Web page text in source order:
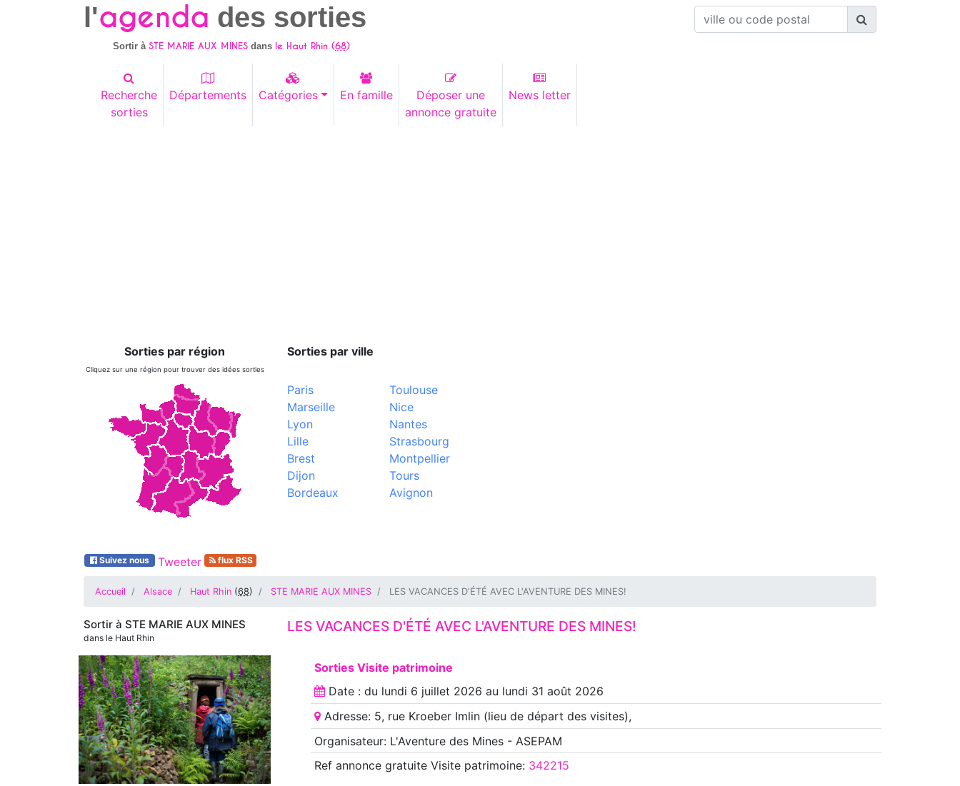
l'agenda des sorties
Sortir àSTE MARIE AUX MINES dans le Haut Rhin (68)
Recherche
sorties
Départements Catégories En famille
Déposer une
annonce gratuite
News letter
Sorties par région
Cliquez sur une région pour trouver des idées sorties
Sorties par ville
Paris
Marseille
Lyon
Lille
Brest
Dijon
Bordeaux
Toulouse
Nice
Nantes
Strasbourg
Montpellier
Tours
Avignon
Suivez nous Tweeter flux RSS
Accueil Alsace Haut Rhin (68) STE MARIE AUX MINES LES VACANCES D'ÉTÉ AVEC L'AVENTURE DES MINES!
Sortir à STE MARIE AUX MINES
dans le Haut Rhin
LES VACANCES D'ÉTÉ AVEC L'AVENTURE DES MINES!
Sorties Visite patrimoine
Date : du lundi 6 juillet 2026 au lundi 31 août 2026
Adresse: 5, rue Kroeber Imlin (lieu de départ des visites),
Organisateur: L'Aventure des Mines - ASEPAM
Ref annoncegratuite Visite patrimoine: 342215